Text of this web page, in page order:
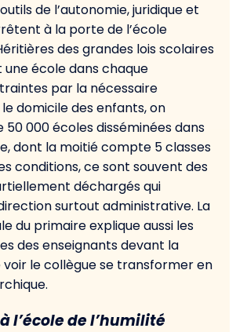
de l’autonomie, juridique et
à la porte de l’école
des grandes lois scolaires
école dans chaque
par la nécessaire
domicile des enfants, on
000 écoles disséminées dans
dont la moitié compte 5 classes
conditions, ce sont souvent des
déchargés qui
surtout administrative. La
du primaire explique aussi les
des enseignants devant la
le collègue se transformer en
l’école de l’humilité